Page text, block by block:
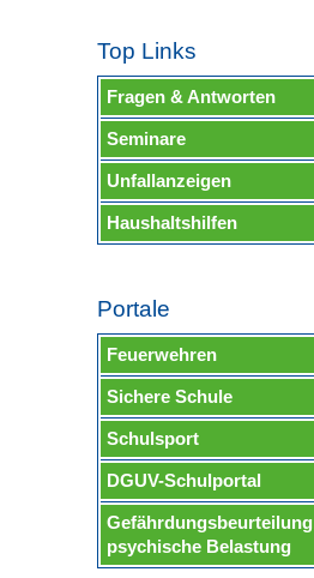
Top Links
Fragen & Antworten
Seminare
Unfallanzeigen
Haushaltshilfen
Portale
Feuerwehren
Sichere Schule
Schulsport
DGUV-Schulportal
Gefährdungsbeurteilung
psychische Belastung